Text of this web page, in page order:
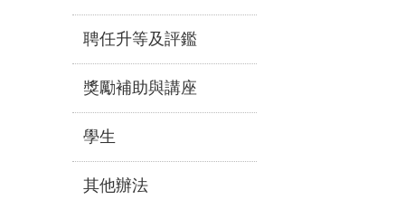
聘任升等及評鑑
獎勵補助與講座
學生
其他辦法